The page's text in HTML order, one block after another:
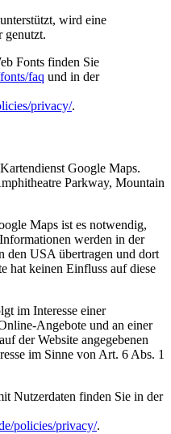
wird eine
genutzt.
Fonts finden Sie
faq und in der
privacy/.
Google Maps.
Parkway, Mountain
Maps ist es notwendig,
werden in der
den USA übertragen und dort
hat keinen Einfluss auf diese
im Interesse einer
Angebote und an einer
der Website angegebenen
im Sinne von Art. 6 Abs. 1
Nutzerdaten finden Sie in der
policies/privacy/.